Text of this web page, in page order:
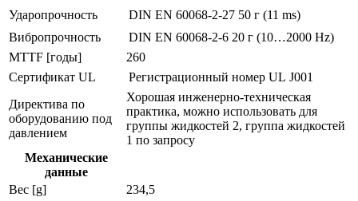
Ударопрочность
DIN EN 60068-2-27 50 г (11 ms)
Вибропрочность
DIN EN 60068-2-6 20 г (10…2000 Hz)
MTTF [годы]
260
Сертификат UL
Регистрационный номер UL J001
Директива по
оборудованию под
давлением
Хорошая инженерно-техническая
практика, можно использовать для
группы жидкостей 2, группа жидкостей
1 по запросу
Механические
данные
Вес [g]
234,5